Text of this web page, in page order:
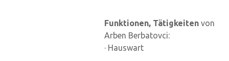
Funktionen, Tätigkeiten von
Arben Berbatovci:
· Hauswart